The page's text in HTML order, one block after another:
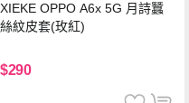
XIEKE OPPO A6x 5G 月詩蠶
絲紋皮套(玫紅)
$290